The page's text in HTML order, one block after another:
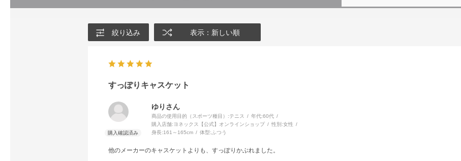
絞り込み 表示：新しい順
すっぽりキャスケット
ゆりさん
商品の使用目的（スポーツ種目）:テニス 年代:60代
購入店舗:ヨネックス【公式】オンラインショップ 性別:女性
身長:161～165cm 体型:ふつう
他のメーカーのキャスケットよりも、すっぽりかぶれました。